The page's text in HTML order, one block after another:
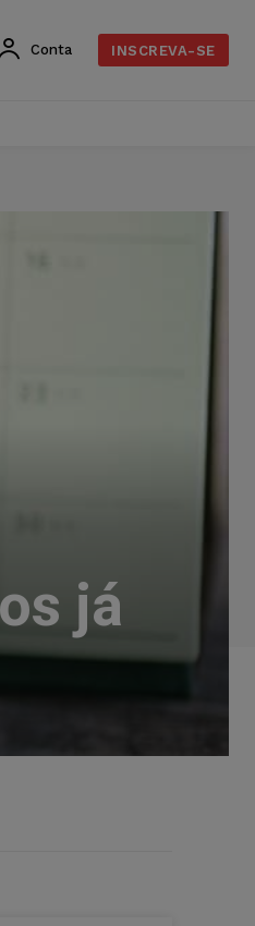
Conta INSCREVA-SE
já